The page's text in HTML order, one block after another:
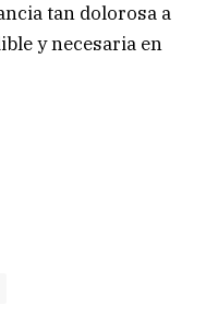
tan dolorosa a
y necesaria en